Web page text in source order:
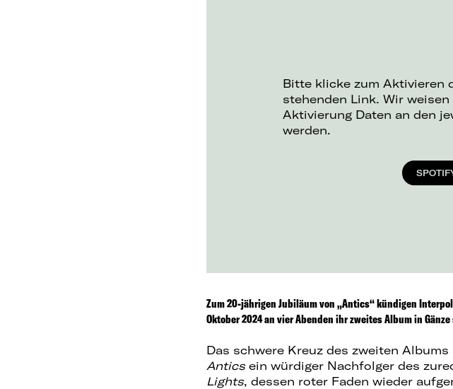
Bitte klicke zum Aktivieren
stehenden Link. Wir
Aktivierung Daten an den
werden.
Zum 20-jährigen Jubiläum von „Antics“ kündigen
Oktober 2024 an vier Abenden ihr zweites Album in
Das schwere Kreuz des zweiten
Anticsein würdiger Nachfolger des
Lights, dessen roter Faden wieder